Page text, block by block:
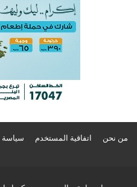
من نحن اتفاقية المستخدم سياسة